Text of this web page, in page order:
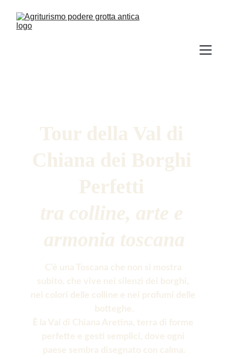
Tour della Val di
Chiana dei Borghi
Perfetti
tra colline, arte e
armonia toscana
C’è una Toscana che non si mostra
subito, che vive nei silenzi dei borghi,
nei colori delle colline e nei profumi delle
botteghe.
È la Val di Chiana Aretina, terra di forme
perfette e gesti semplici, dove ogni
paese sembra disegnato con calma.